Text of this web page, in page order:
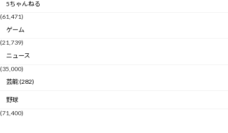
5ちゃんねる
(61,471)
ゲーム
(21,739)
ニュース
(35,000)
芸能 (282)
野球
(71,400)